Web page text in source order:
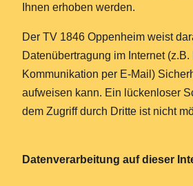
Ihnen erhoben werden.
Der TV 1846 Oppenheim weist
Datenübertragung im Internet (z.B.
Kommunikation per E-Mail)
aufweisen kann. Ein lückenloser
dem Zugriff durch Dritte ist nicht
Datenverarbeitung auf dieser